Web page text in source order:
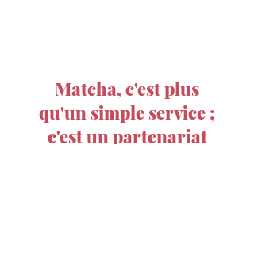
Matcha, c'est plus
qu'un simple service ;
c'est un partenariat